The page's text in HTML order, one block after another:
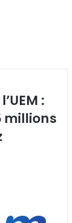
:
millions